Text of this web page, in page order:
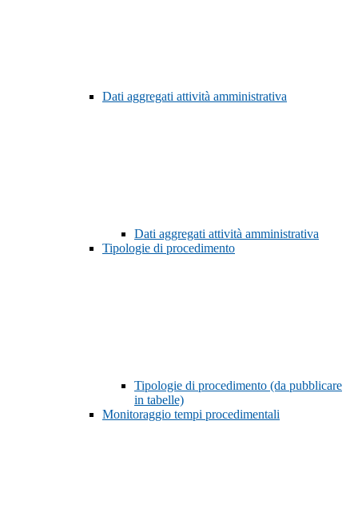
Dati aggregati attività amministrativa
Dati aggregati attività amministrativa
Tipologie di procedimento
Tipologie di procedimento (da pubblicare
in tabelle)
Monitoraggio tempi procedimentali